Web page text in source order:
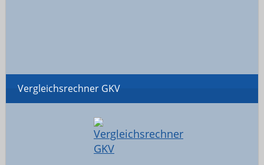
Vergleichsrechner GKV